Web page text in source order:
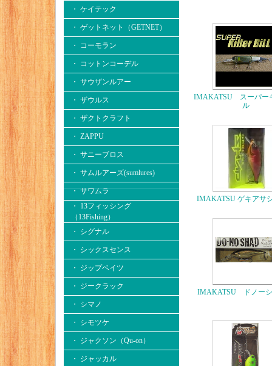
・ ケイテック
・ ゲットネット（GETNET）
・ コーモラン
・ コットンコーデル
・ サウザンルアー
・ ザウルス
・ ザクトクラフト
・ ZAPPU
・ サニーブロス
・ サムルアーズ(sumlures)
・ サワムラ
・ 13フィッシング
（13Fishing）
・ シグナル
・ シックスセンス
・ ジップベイツ
・ ジークラック
・ シマノ
・ シモツケ
・ ジャクソン（Qu-on）
・ ジャッカル
IMAKATSU スーパー
ル
IMAKATSU ゲキアサ
IMAKATSU ドノー